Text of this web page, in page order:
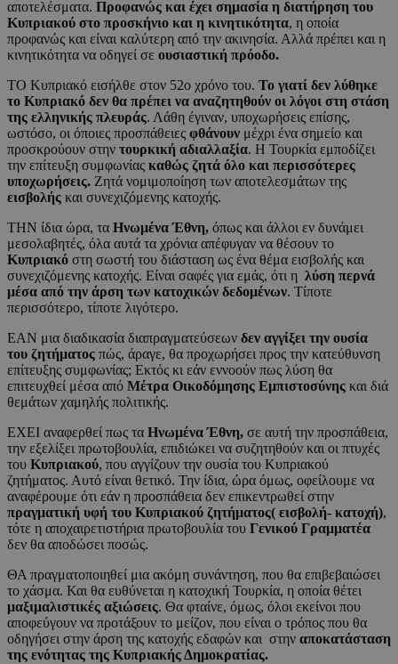
αποτελέσματα. Προφανώς και έχει σημασία η διατήρηση του
Κυπριακού στο προσκήνιο και η κινητικότητα, η οποία
προφανώς και είναι καλύτερη από την ακινησία. Αλλά πρέπει και η
κινητικότητα να οδηγεί σε ουσιαστική πρόοδο.
ΤΟ Κυπριακό εισήλθε στον 52ο χρόνο του. Το γιατί δεν λύθηκε
το Κυπριακό δεν θα πρέπει να αναζητηθούν οι λόγοι στη στάση
της ελληνικής πλευράς. Λάθη έγιναν, υποχωρήσεις επίσης,
ωστόσο, οι όποιες προσπάθειες φθάνουν μέχρι ένα σημείο και
προσκρούουν στην τουρκική αδιαλλαξία. Η Τουρκία εμποδίζει
την επίτευξη συμφωνίας καθώς ζητά όλο και περισσότερες
υποχωρήσεις. Ζητά νομιμοποίηση των αποτελεσμάτων της
εισβολής και συνεχιζόμενης κατοχής.
ΤΗΝ ίδια ώρα, τα Ηνωμένα Έθνη, όπως και άλλοι εν δυνάμει
μεσολαβητές, όλα αυτά τα χρόνια απέφυγαν να θέσουν το
Κυπριακό στη σωστή του διάσταση ως ένα θέμα εισβολής και
συνεχιζόμενης κατοχής. Είναι σαφές για εμάς, ότι η λύση περνά
μέσα από την άρση των κατοχικών δεδομένων. Τίποτε
περισσότερο, τίποτε λιγότερο.
ΕΑΝ μια διαδικασία διαπραγματεύσεων δεν αγγίξει την ουσία
του ζητήματος πώς, άραγε, θα προχωρήσει προς την κατεύθυνση
επίτευξης συμφωνίας; Εκτός κι εάν εννοούν πως λύση θα
επιτευχθεί μέσα από Μέτρα Οικοδόμησης Εμπιστοσύνης και διά
θεμάτων χαμηλής πολιτικής.
ΕΧΕΙ αναφερθεί πως τα Ηνωμένα Έθνη, σε αυτή την προσπάθεια,
την εξελίξει πρωτοβουλία, επιδιώκει να συζητηθούν και οι πτυχές
του Κυπριακού, που αγγίζουν την ουσία του Κυπριακού
ζητήματος. Αυτό είναι θετικό. Την ίδια, ώρα όμως, οφείλουμε να
αναφέρουμε ότι εάν η προσπάθεια δεν επικεντρωθεί στην
πραγματική υφή του Κυπριακού ζητήματος( εισβολή- κατοχή),
τότε η αποχαιρετιστήρια πρωτοβουλία του Γενικού Γραμματέα
δεν θα αποδώσει ποσώς.
ΘΑ πραγματοποιηθεί μια ακόμη συνάντηση, που θα επιβεβαιώσει
το χάσμα. Και θα ευθύνεται η κατοχική Τουρκία, η οποία θέτει
μαξιμαλιστικές αξιώσεις. Θα φταίνε, όμως, όλοι εκείνοι που
αποφεύγουν να προτάξουν το μείζον, που είναι ο τρόπος που θα
οδηγήσει στην άρση της κατοχής εδαφών και στην αποκατάσταση
της ενότητας της Κυπριακής Δημοκρατίας.